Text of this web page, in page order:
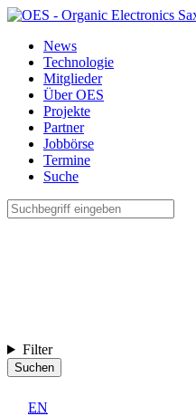
News
Technologie
Mitglieder
Über OES
Projekte
Partner
Jobbörse
Termine
Suche
Filter
Suchen
EN